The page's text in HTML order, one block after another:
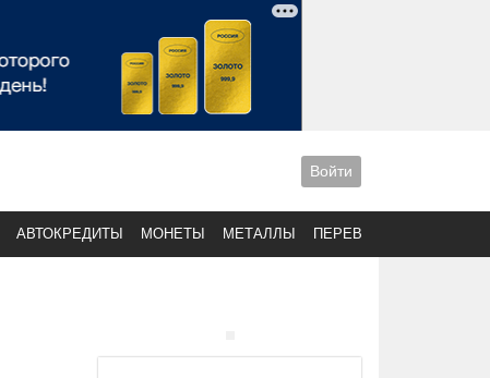
Войти
АВТОКРЕДИТЫ МОНЕТЫ МЕТАЛЛЫ ПЕРЕВОДЫ